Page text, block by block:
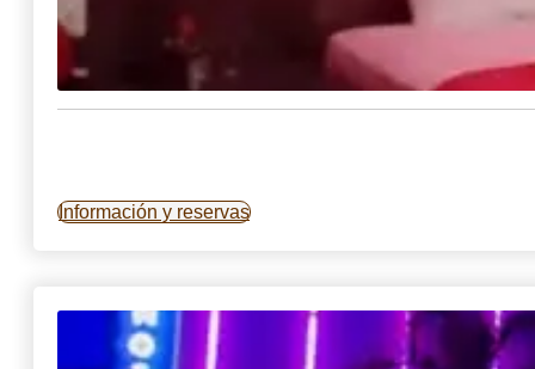
Información y reservas